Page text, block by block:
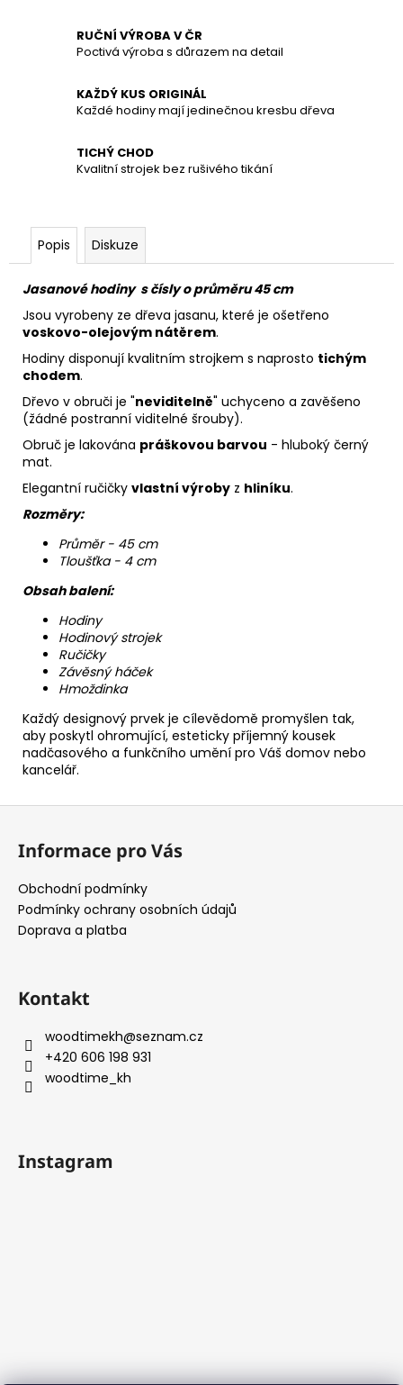
RUČNÍ VÝROBA V ČR
Poctivá výroba s důrazem na detail
KAŽDÝ KUS ORIGINÁL
Každé hodiny mají jedinečnou kresbu dřeva
TICHÝ CHOD
Kvalitní strojek bez rušivého tikání
Popis Diskuze
Jasanové hodiny s čísly o průměru 45 cm
Jsou vyrobeny ze dřeva jasanu, které je ošetřeno
voskovo-olejovým nátěrem.
Hodiny disponují kvalitním strojkem s naprosto tichým
chodem.
Dřevo v obruči je "neviditelně" uchyceno a zavěšeno
(žádné postranní viditelné šrouby).
Obruč je lakována práškovou barvou - hluboký černý
mat.
Elegantní ručičky vlastní výroby z hliníku.
Rozměry:
Průměr - 45 cm
Tloušťka - 4 cm
Obsah balení:
Hodiny
Hodinový strojek
Ručičky
Závěsný háček
Hmoždinka
Každý designový prvek je cílevědomě promyšlen tak,
aby poskytl ohromující, esteticky příjemný kousek
nadčasového a funkčního umění pro Váš domov nebo
kancelář.
Z
Informace pro Vás
Obchodní podmínky
Podmínky ochrany osobních údajů
Doprava a platba
Kontakt
woodtimekh@seznam.cz
+420 606 198 931
woodtime_kh
Instagram